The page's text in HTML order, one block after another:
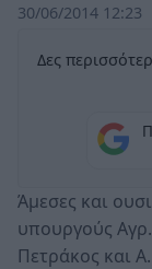
30/06/2014 12:23
Δες
Άμεσες και
υπουργούς
Πετράκος και